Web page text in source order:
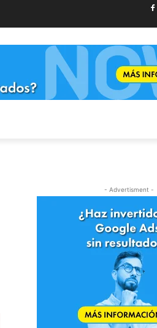
- Advertisment -